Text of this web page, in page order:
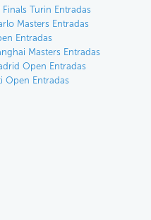
Finals Turin Entradas
Masters Entradas
Entradas
Masters Entradas
Open Entradas
Open Entradas